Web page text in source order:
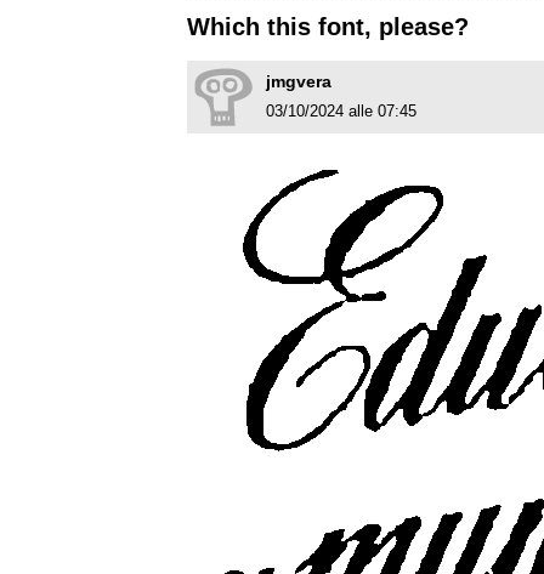
Which this font, please?
jmgvera
03/10/2024 alle 07:45